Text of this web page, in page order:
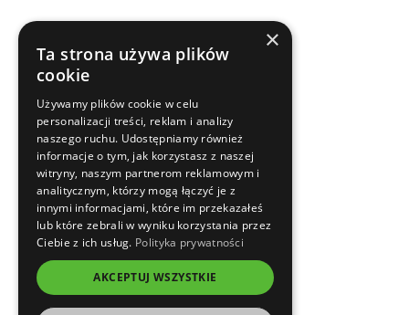
×
Ta strona używa plików
cookie
Używamy plików cookie w celu
personalizacji treści, reklam i analizy
naszego ruchu. Udostępniamy również
informacje o tym, jak korzystasz z naszej
witryny, naszym partnerom reklamowym i
analitycznym, którzy mogą łączyć je z
innymi informacjami, które im przekazałeś
lub które zebrali w wyniku korzystania przez
Ciebie z ich usług. Polityka prywatności
AKCEPTUJ WSZYSTKIE